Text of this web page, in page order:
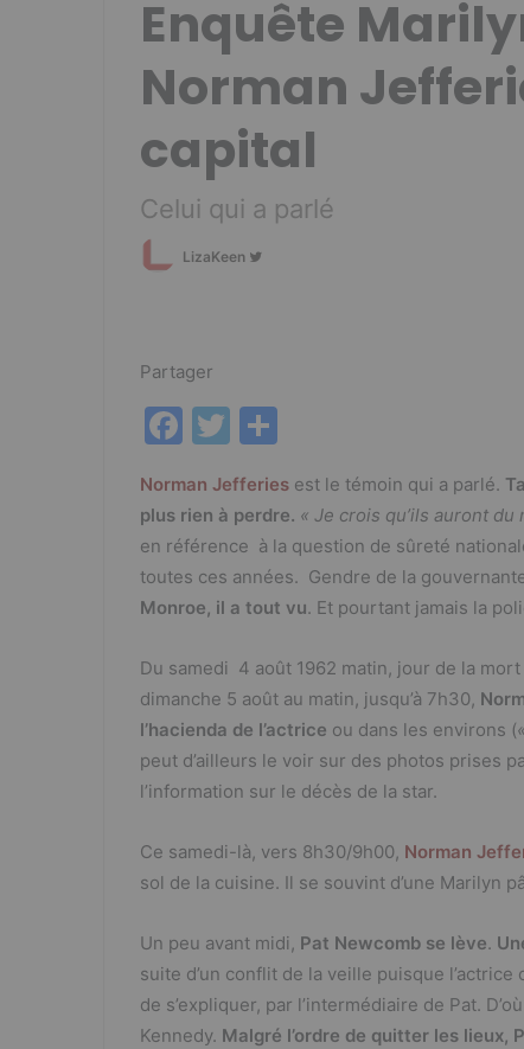
Enquête
Norman
capital
Celui qui a parlé
LizaKeen
Follow
Partager
F
c
e
b
o
o
k
T
itt
er
ta
g
er
Norman Jefferies est le témoin qui a parlé.
plus rien à perdre. « Je crois qu’ils auront
en référence à la question de sûreté
toutes ces années. Gendre de la
Monroe, il a tout vu. Et pourtant jamais la
Du samedi 4 août 1962 matin, jour de la
dimanche 5 août au matin, jusqu’à 7h30,
l’hacienda de l’actrice ou dans les environs (
peut d’ailleurs le voir sur des photos prises
l’information sur le décès de la star.
Ce samedi-là, vers 8h30/9h00, Norman
sol de la cuisine. Il se souvint d’une Marilyn
Un peu avant midi, Pat Newcomb se lève.
suite d’un conflit de la veille puisque
de s’expliquer, par l’intermédiaire de Pat.
Kennedy. Malgré l’ordre de quitter les lieux,